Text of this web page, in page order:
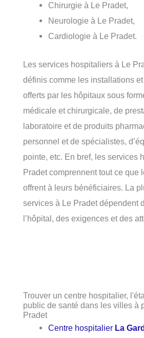
Chirurgie à Le Pradet,
Neurologie à Le Pradet,
Cardiologie à Le Pradet.
Les services hospitaliers à Le
définis comme les installations
offerts par les hôpitaux sous
médicale et chirurgicale, de
laboratoire et de produits
personnel et de spécialistes,
pointe, etc. En bref, les services
Pradet comprennent tout ce que
offrent à leurs bénéficiaires. La
services à Le Pradet dépendent
l’hôpital, des exigences et des
Trouver un centre hospitalier,
public de santé dans les villes à
Pradet
Centre hospitalier La